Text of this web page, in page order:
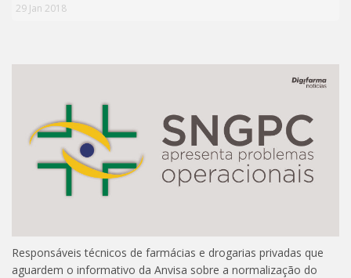
29 Jan 2018
Responsáveis técnicos de farmácias e drogarias privadas que
aguardem o informativo da Anvisa sobre a normalização do